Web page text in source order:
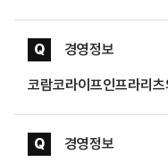
Q 경영정보
코람코라이프인프라리
Q 경영정보